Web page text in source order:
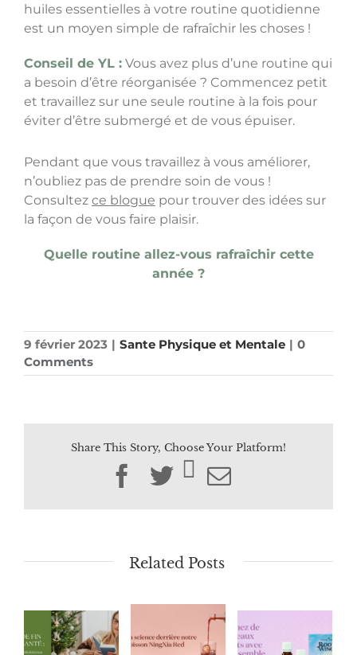
huiles essentielles à votre routine quotidienne
est un moyen simple de rafraîchir les choses !
Conseil de YL :Vous avez plus d’une routine qui
a besoin d’être réorganisée ? Commencez petit
et travaillez sur une seule routine à la fois pour
éviter d’être submergé et de vous épuiser.
Pendant que vous travaillez à vous améliorer,
n’oubliez pas de prendre soin de vous !
Consultez ce blogue pour trouver des idées sur
la façon de vous faire plaisir.
Quelle routine allez-vous rafraîchir cette
année ?
9 février 2023 | Sante Physique et Mentale | 0
Comments
Share This Story, Choose Your Platform!
Facebook
TwitterEmail
Related Posts